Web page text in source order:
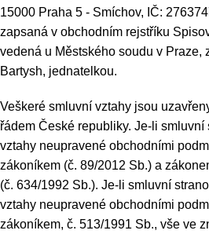
15000 Praha 5 - Smíchov, IČ:
zapsaná v obchodním rejstříku
vedená u Městského soudu v Praze,
Bartysh, jednatelkou.
Veškeré smluvní vztahy jsou
řádem České republiky. Je-li
vztahy neupravené obchodními
zákoníkem (č. 89/2012 Sb.) a
(č. 634/1992 Sb.). Je-li smluvní
vztahy neupravené obchodními
zákoníkem, č. 513/1991 Sb., vše ve